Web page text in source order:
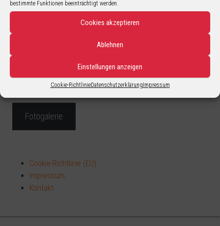
bestimmte Funktionen beeinträchtigt werden.
Cookies akzeptieren
Ablehnen
Einstellungen anzeigen
Cookie-RichtlinieDatenschutzerklärung Impressum
Fotogalerie
Cookie-Richtlinie (EU)
Impressum
Kontakt